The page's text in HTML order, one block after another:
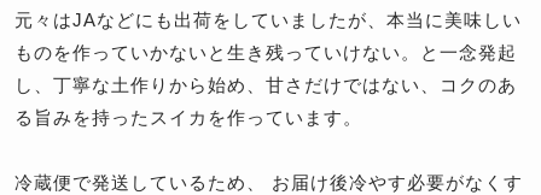
元々はJAなどにも出荷をしていましたが、本当に美味しい
ものを作っていかないと生き残っていけない。と一念発起
し、丁寧な土作りから始め、甘さだけではない、コクのあ
る旨みを持ったスイカを作っています。
冷蔵便で発送しているため、 お届け後冷やす必要がなくす